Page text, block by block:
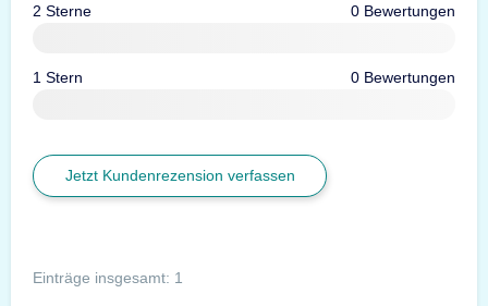
2 Sterne 0 Bewertungen
1 Stern 0 Bewertungen
Jetzt Kundenrezension verfassen
Einträge insgesamt: 1